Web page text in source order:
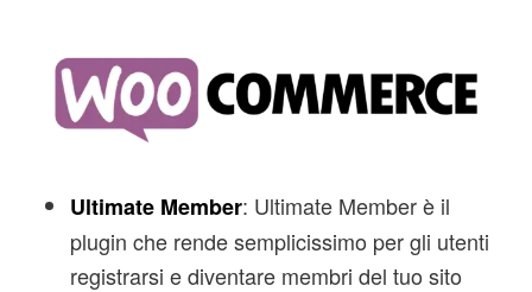
Ultimate Member: Ultimate Member è il
plugin che rende semplicissimo per gli utenti
registrarsi e diventare membri del tuo sito